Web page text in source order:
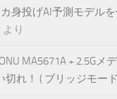
身投げAI予測モデル
より
MA5671A + 2.5Gメ
切れ！ ( ブリッジモー